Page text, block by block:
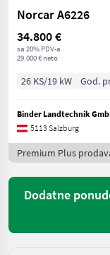
Norcar A6226
34.800 €
sa 20% PDV-a
29.000 € neto
26 KS/19 kW God.
Binder Landtechnik
5113 Salzburg
Premium Plus
Dodatne